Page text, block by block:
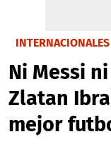
INTERNACIONALES
Ni Messi
Zlatan
mejor